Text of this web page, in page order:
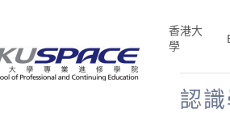
香港大
學
認